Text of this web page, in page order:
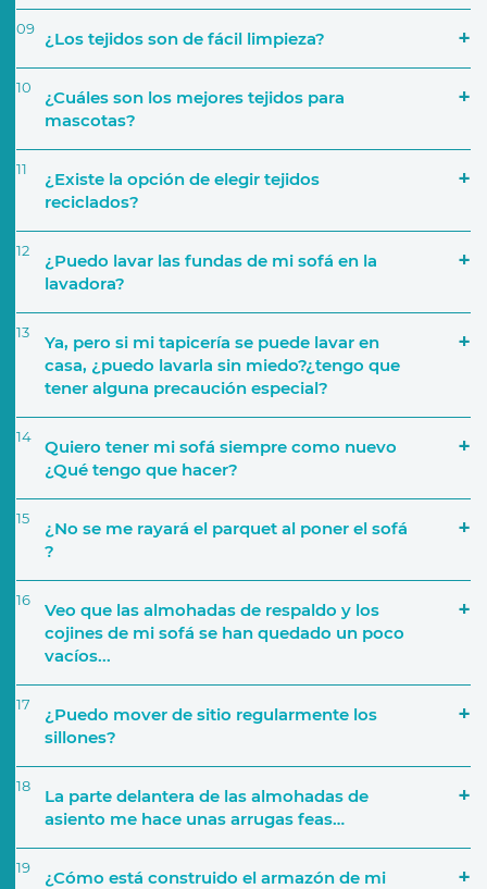
Número de personas que lo van a utilizar
Características del sofá
Tejido y tapicerías
a través de nuestra página web
Si por ejemplo decides crear una composición de
cinco módulos, podrás elegir una tapicería
añadir diferentes telas para los cojines
decorativos.
09 ¿Los tejidos son de fácil limpieza?
10
¿Cuáles son los mejores tejidos para
mascotas?
11
¿Existe la opción de elegir tejidos
reciclados?
12
¿Puedo lavar las fundas de mi sofá en la
lavadora?
13
Ya, pero si mi tapicería se puede lavar en
casa, ¿puedo lavarla sin miedo?¿tengo que
tener alguna precaución especial?
14
Quiero tener mi sofá siempre como nuevo
¿Qué tengo que hacer?
15
¿No se me rayará el parquet al poner el sofá
?
16
Veo que las almohadas de respaldo y los
cojines de mi sofá se han quedado un poco
vacíos...
17
¿Puedo mover de sitio regularmente los
sillones?
18
La parte delantera de las almohadas de
asiento me hace unas arrugas feas…
19
¿Cómo está construido el armazón de mi